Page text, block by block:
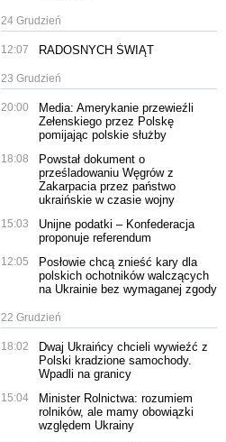
24 Grudzień
12:07 RADOSNYCH ŚWIĄT
23 Grudzień
20:00
Media: Amerykanie przewieźli
Zełenskiego przez Polskę
pomijając polskie służby
18:08
Powstał dokument o
prześladowaniu Węgrów z
Zakarpacia przez państwo
ukraińskie w czasie wojny
15:03
Unijne podatki – Konfederacja
proponuje referendum
12:05
Posłowie chcą znieść kary dla
polskich ochotników walczących
na Ukrainie bez wymaganej zgody
22 Grudzień
18:02
Dwaj Ukraińcy chcieli wywieźć z
Polski kradzione samochody.
Wpadli na granicy
15:04
Minister Rolnictwa: rozumiem
rolników, ale mamy obowiązki
względem Ukrainy